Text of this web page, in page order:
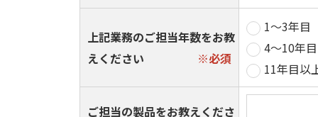
上記業務のご担当年数をお教
えください
1～3年目
4～10年目
11年目以
ご担当の製品をお教えくださ